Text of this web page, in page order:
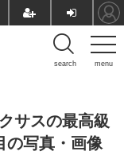
menu
search
サスの最高級
の写真・画像